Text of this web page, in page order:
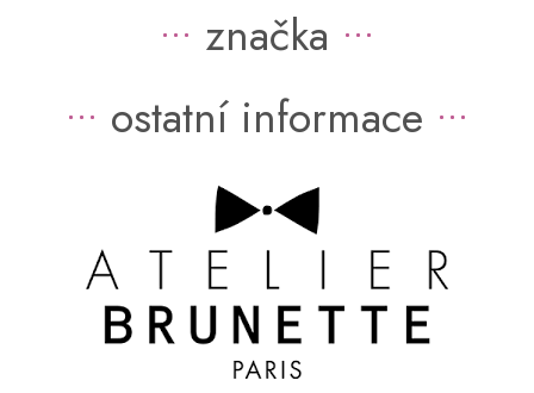
značka
ostatní informace